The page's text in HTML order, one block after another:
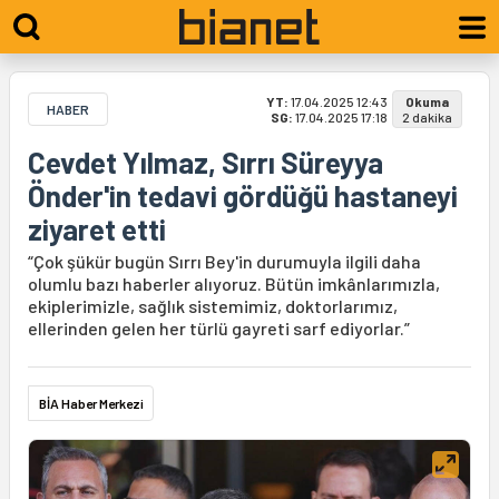
HABER YT: 17.04.2025 12:43
SG: 17.04.2025 17:18
Okuma
2 dakika
Cevdet Yılmaz, Sırrı Süreyya
Önder'in tedavi gördüğü hastaneyi
ziyaret etti
“Çok şükür bugün Sırrı Bey'in durumuyla ilgili daha
olumlu bazı haberler alıyoruz. Bütün imkânlarımızla,
ekiplerimizle, sağlık sistemimiz, doktorlarımız,
ellerinden gelen her türlü gayreti sarf ediyorlar.”
BİA Haber Merkezi